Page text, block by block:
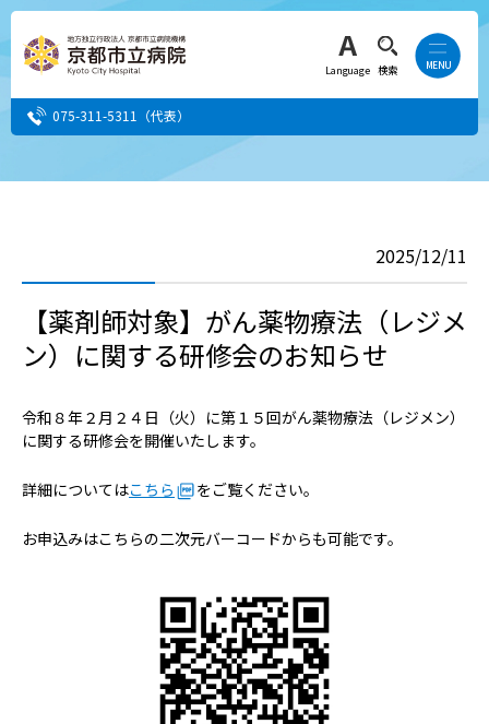
Language 検索
075-311-5311 （代表）
人間ドック希望の方
事業者・その他の方
病院の概要
当院の魅力
2025/12/11
【薬剤師対象】がん薬物療法（レジメ
ン）に関する研修会のお知らせ
令和８年２月２４日（火）に第１５回がん薬物療法（レジメン）
に関する研修会を開催いたします。
詳細についてはこちら をご覧ください。
お申込みはこちらの二次元バーコードからも可能です。